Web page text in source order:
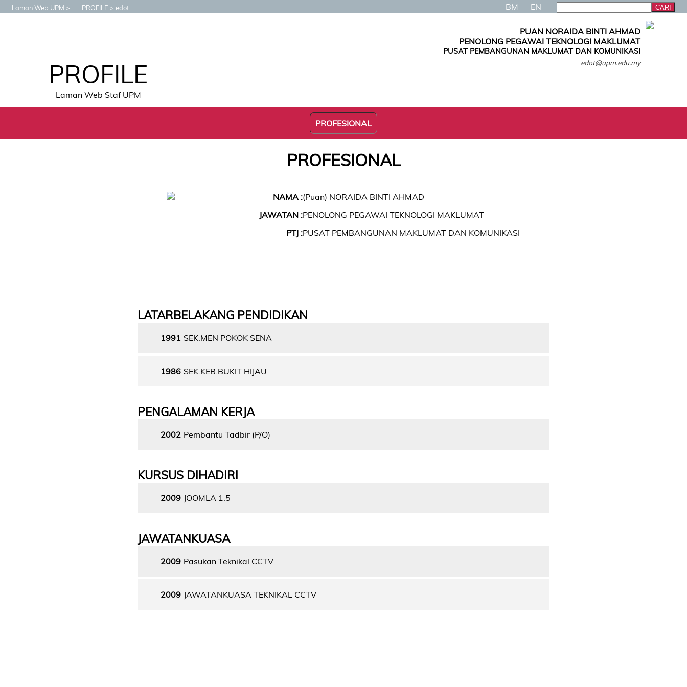
Laman Web UPM PROFILE edot BM EN
PROFILE
Laman Web Staf UPM
PUAN NORAIDA BINTI AHMAD
PENOLONG PEGAWAI TEKNOLOGI MAKLUMAT
PUSAT PEMBANGUNAN MAKLUMAT DAN KOMUNIKASI
edot@upm.edu.my
PROFESIONAL
PROFESIONAL
NAMA :(Puan) NORAIDA BINTI AHMAD
JAWATAN :PENOLONG PEGAWAI TEKNOLOGI MAKLUMAT
PTJ :PUSAT PEMBANGUNAN MAKLUMAT DAN KOMUNIKASI
LATARBELAKANG PENDIDIKAN
1991 SEK.MEN POKOK SENA
1986 SEK.KEB.BUKIT HIJAU
PENGALAMAN KERJA
2002 Pembantu Tadbir (P/O)
KURSUS DIHADIRI
2009 JOOMLA 1.5
JAWATANKUASA
2009 Pasukan Teknikal CCTV
2009 JAWATANKUASA TEKNIKAL CCTV